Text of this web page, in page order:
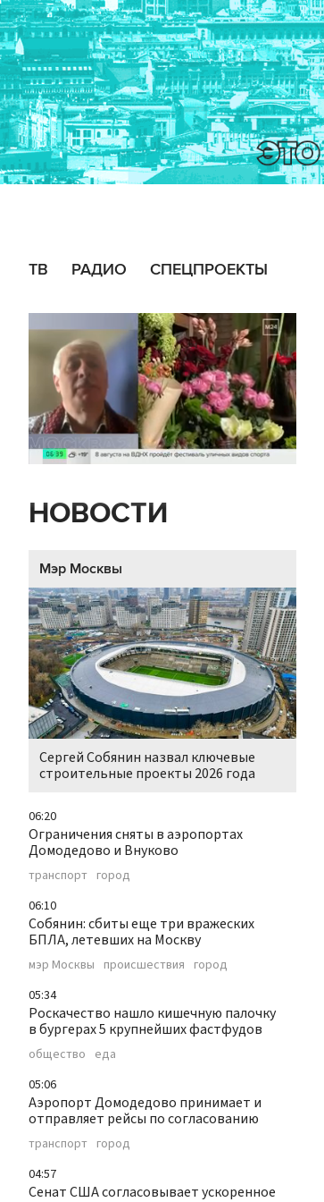
ТВ РАДИО СПЕЦПРОЕКТЫ
НОВОСТИ
Мэр Москвы
Сергей Собянин назвал ключевые
строительные проекты 2026 года
06:20
Ограничения сняты в аэропортах
Домодедово и Внуково
транспорт город
06:10
Собянин: сбиты ещe три вражеских
БПЛА, летевших на Москву
мэр Москвы происшествия город
05:34
Роскачество нашло кишечную палочку
в бургерах 5 крупнейших фастфудов
общество еда
05:06
Аэропорт Домодедово принимает и
отправляет рейсы по согласованию
транспорт город
04:57
Сенат США согласовывает ускоренное